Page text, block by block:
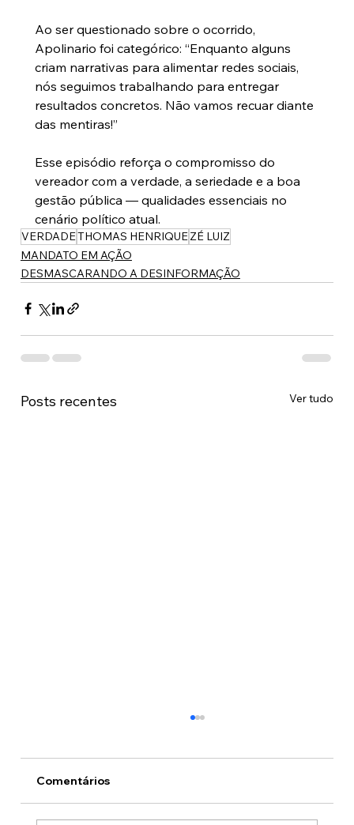
Ao ser questionado sobre o ocorrido,
Apolinario foi categórico: “Enquanto alguns
criam narrativas para alimentar redes sociais,
nós seguimos trabalhando para entregar
resultados concretos. Não vamos recuar diante
das mentiras!”
Esse episódio reforça o compromisso do
vereador com a verdade, a seriedade e a boa
gestão pública — qualidades essenciais no
cenário político atual.
VERDADETHOMAS HENRIQUEZÉ LUIZ
MANDATO EM AÇÃO
DESMASCARANDO A DESINFORMAÇÃO
Posts recentes Ver tudo
Comentários